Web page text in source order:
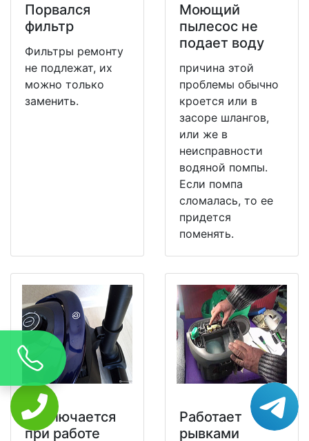
Порвался
фильтр
Фильтры ремонту
не подлежат, их
можно только
заменить.
Моющий
пылесос не
подает воду
причина этой
проблемы обычно
кроется или в
засоре шлангов,
или же в
неисправности
водяной помпы.
Если помпа
сломалась, то ее
придется
поменять.
Отключается
при работе
Работает
рывками